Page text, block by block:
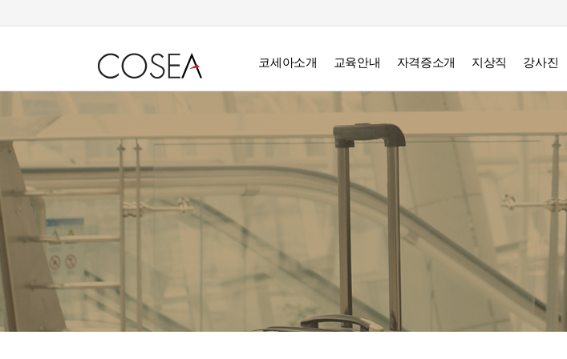
코세아소개 교육안내 자격증소개 지상직 강사진